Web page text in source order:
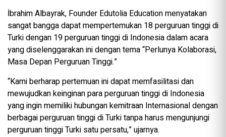
İbrahim Albayrak, Founder Edutolia Education menyatakan
sangat bangga dapat mempertemukan 18 perguruan tinggi di
Turki dengan 19 perguruan tinggi di Indonesia dalam acara
yang diselenggarakan ini dengan tema “Perlunya Kolaborasi,
Masa Depan Perguruan Tinggi.”
“Kami berharap pertemuan ini dapat memfasilitasi dan
mewujudkan keinginan para perguruan tinggi di Indonesia
yang ingin memiliki hubungan kemitraan Internasional dengan
berbagai perguruan tinggi di Turki tanpa harus mengunjungi
perguruan tinggi Turki satu persatu,” ujarnya.